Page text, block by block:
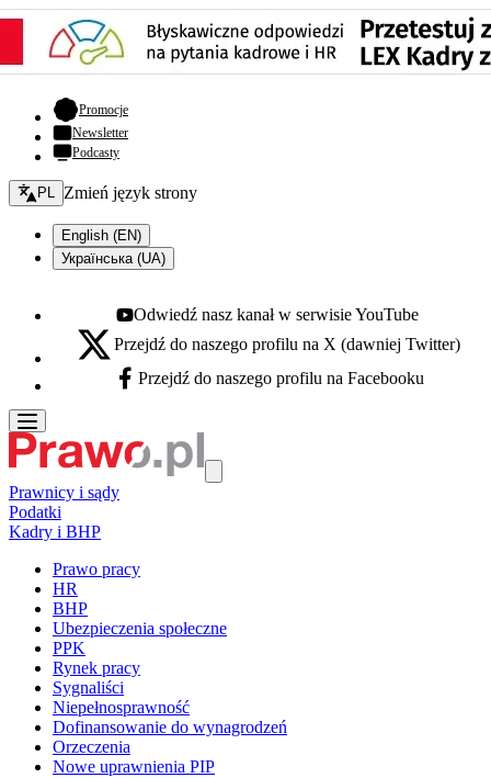
Promocje- otwiera się w nowej karcie
Newsletter
Podcasty
Zmień język - bieżący:
PL Zmień język strony
English (EN)
Українська (UA)
Youtube - otwiera się w nowej karcie
Odwiedź nasz kanał w serwisie YouTube
X - otwiera się w nowej karcie
Przejdź do naszego profilu na X (dawniej Twitter)
Facebook - otwiera się w nowej karcie
Przejdź do naszego profilu na Facebooku
Prawnicy i sądy
Podatki
Kadry i BHP
Prawo pracy
HR
BHP
Ubezpieczenia społeczne
PPK
Rynek pracy
Sygnaliści
Niepełnosprawność
Dofinansowanie do wynagrodzeń
Orzeczenia
Nowe uprawnienia PIP